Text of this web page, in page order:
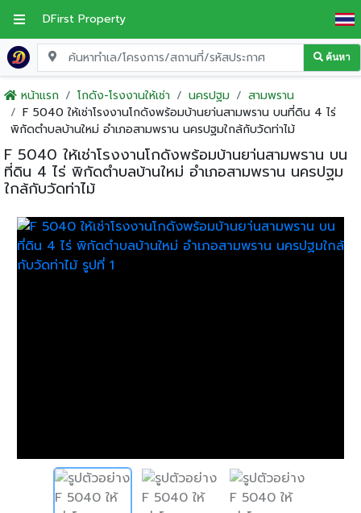
DFirst Property
ค้นหา
หน้าแรก โกดัง-โรงงานให้เช่า นครปฐม
สามพราน
F 5040 ให้เช่าโรงงานโกดังพร้อมบ้านยา่นสามพราน บนที่ดิน 4 ไร่
พิกัดตำบลบ้านใหม่ อำเภอสามพราน นครปฐมใกล้กับวัดท่าไม้
F 5040 ให้เช่าโรงงานโกดังพร้อมบ้านยา่นสามพราน บน
ที่ดิน 4 ไร่ พิกัดตำบลบ้านใหม่ อำเภอสามพราน นครปฐม
ใกล้กับวัดท่าไม้